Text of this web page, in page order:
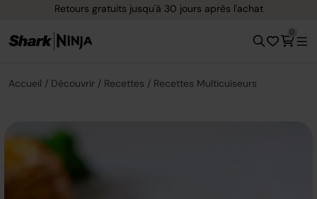
Options de paiement flexible avec Klarna
0
Accueil Découvrir Recettes Recettes Multicuiseurs